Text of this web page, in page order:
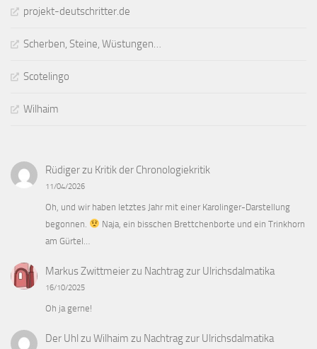
projekt-deutschritter.de
Scherben, Steine, Wüstungen…
Scotelingo
Wilhaim
Rüdigerzu Kritik der Chronologiekritik
11/04/2026
Oh, und wir haben letztes Jahr mit einer Karolinger-Darstellung
begonnen.
Naja, ein bisschen Brettchenborte und ein Trinkhorn
am Gürtel…
Markus Zwittmeierzu Nachtrag zur Ulrichsdalmatika
16/10/2025
Oh ja gerne!
Der Uhl zu Wilhaim zu Nachtrag zur Ulrichsdalmatika